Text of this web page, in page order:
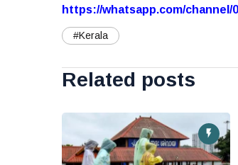
https://whatsapp.com/channel/
#Kerala
Related posts